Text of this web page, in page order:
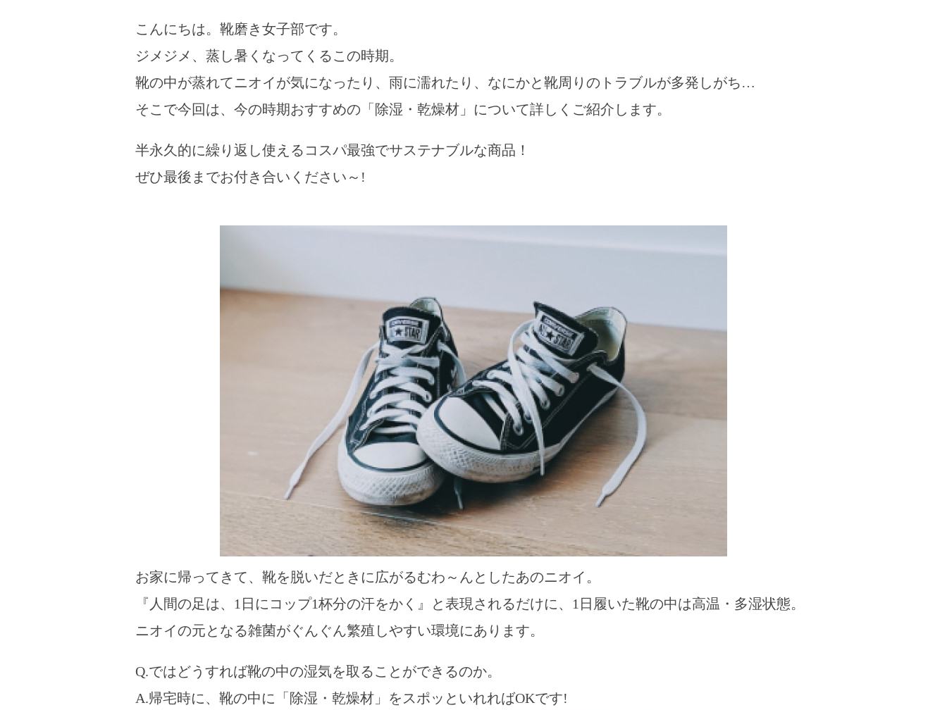
こんにちは。靴磨き女子部です。
ジメジメ、蒸し暑くなってくるこの時期。
靴の中が蒸れてニオイが気になったり、雨に濡れたり、なにかと靴周りのトラブルが多発しがち…
そこで今回は、今の時期おすすめの「除湿・乾燥材」について詳しくご紹介します。
半永久的に繰り返し使えるコスパ最強でサステナブルな商品！
ぜひ最後までお付き合いください～!
お家に帰ってきて、靴を脱いだときに広がるむわ～んとしたあのニオイ。
『人間の足は、1日にコップ1杯分の汗をかく』と表現されるだけに、1日履いた靴の中は高温・多湿状態。
ニオイの元となる雑菌がぐんぐん繁殖しやすい環境にあります。
Q.ではどうすれば靴の中の湿気を取ることができるのか。
A.帰宅時に、靴の中に「除湿・乾燥材」をスポッといれればOKです!